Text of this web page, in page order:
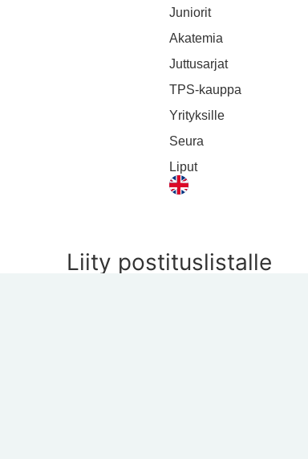
Juniorit
Akatemia
Juttusarjat
TPS-kauppa
Yrityksille
Seura
Liput
Liity postituslistalle